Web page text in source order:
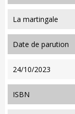
La martingale
date de parution
24/10/2023
ISBN